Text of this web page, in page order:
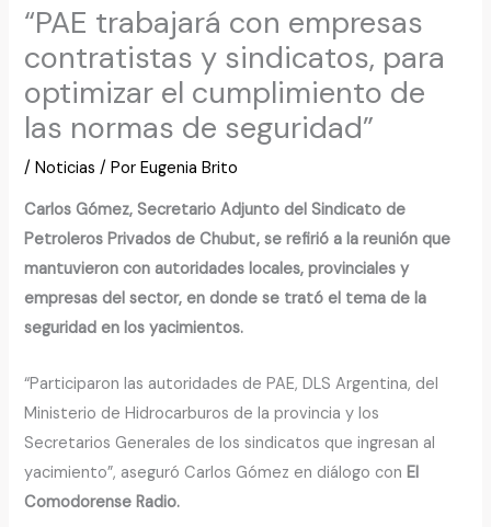
“PAE trabajará con empresas
contratistas y sindicatos, para
optimizar el cumplimiento de
las normas de seguridad”
/Noticias / PorEugenia Brito
Carlos Gómez, Secretario Adjunto del Sindicato de
Petroleros Privados de Chubut, se refirió a la reunión que
mantuvieron con autoridades locales, provinciales y
empresas del sector, en donde se trató el tema de la
seguridad en los yacimientos.
“Participaron las autoridades de PAE, DLS Argentina, del
Ministerio de Hidrocarburos de la provincia y los
Secretarios Generales de los sindicatos que ingresan al
yacimiento”, aseguró Carlos Gómez en diálogo con El
Comodorense Radio.